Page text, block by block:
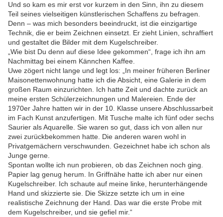
Und so kam es mir erst vor kurzem in den Sinn, ihn zu diesem
Teil seines vielseitigen künstlerischen Schaffens zu befragen.
Denn – was mich besonders beeindruckt, ist die einzigartige
Technik, die er beim Zeichnen einsetzt. Er zieht Linien, schraffiert
und gestaltet die Bilder mit dem Kugelschreiber.
„Wie bist Du denn auf diese Idee gekommen“, frage ich ihn am
Nachmittag bei einem Kännchen Kaffee.
Uwe zögert nicht lange und legt los: „In meiner früheren Berliner
Maisonettenwohnung hatte ich die Absicht, eine Galerie in dem
großen Raum einzurichten. Ich hatte Zeit und dachte zurück an
meine ersten Schülerzeichnungen und Malereien. Ende der
1970er Jahre hatten wir in der 10. Klasse unsere Abschlussarbeit
im Fach Kunst anzufertigen. Mit Tusche malte ich fünf oder sechs
Saurier als Aquarelle. Sie waren so gut, dass ich von allen nur
zwei zurückbekommen hatte. Die anderen waren wohl in
Privatgemächern verschwunden. Gezeichnet habe ich schon als
Junge gerne.
Spontan wollte ich nun probieren, ob das Zeichnen noch ging.
Papier lag genug herum. In Griffnähe hatte ich aber nur einen
Kugelschreiber. Ich schaute auf meine linke, herunterhängende
Hand und skizzierte sie. Die Skizze setzte ich um in eine
realistische Zeichnung der Hand. Das war die erste Probe mit
dem Kugelschreiber, und sie gefiel mir.“